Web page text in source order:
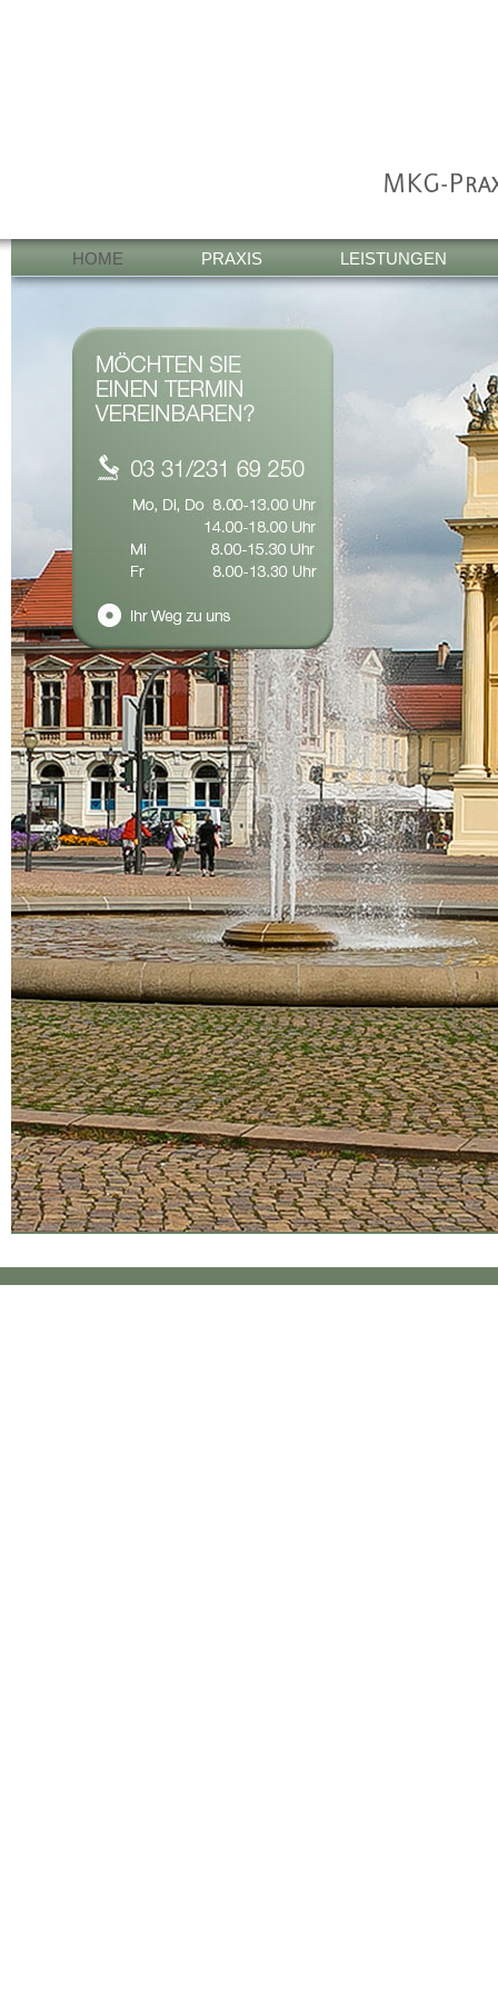
HOME PRAXIS LEISTUNGEN
SPRECHSTUNDE
Mo, Di, Do
8.00-13.00 Uhr
14.00-18.00 Uhr
Mi
8.00-15.30 Uhr
Fr
8.00-13.30 Uhr
Ihr Weg zu uns
03 31/231 69 250
03 31/231 69 251
info@mkg-in-potsdam.de
Wir
in
des
Unser
und
und
Mein
Dr.